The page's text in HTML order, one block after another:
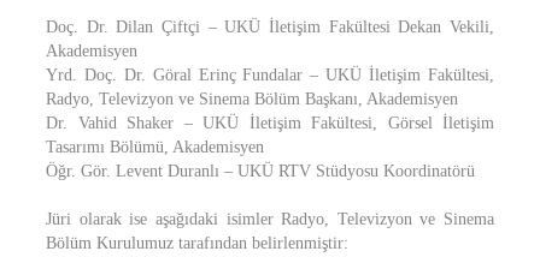
Doç. Dr. Dilan Çiftçi – UKÜ İletişim Fakültesi Dekan Vekili,
Akademisyen
Yrd. Doç. Dr. Göral Erinç Fundalar – UKÜ İletişim Fakültesi,
Radyo, Televizyon ve Sinema Bölüm Başkanı, Akademisyen
Dr. Vahid Shaker – UKÜ İletişim Fakültesi, Görsel İletişim
Tasarımı Bölümü, Akademisyen
Öğr. Gör. Levent Duranlı – UKÜ RTV Stüdyosu Koordinatörü
Jüri olarak ise aşağıdaki isimler Radyo, Televizyon ve Sinema
Bölüm Kurulumuz tarafından belirlenmiştir: